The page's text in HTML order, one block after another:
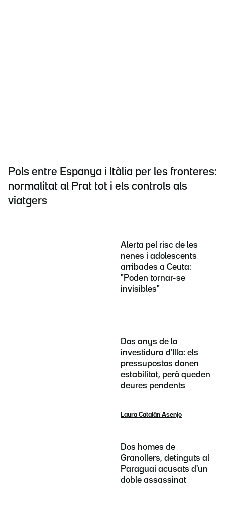
Pols entre Espanya i Itàlia per les fronteres:
normalitat al Prat tot i els controls als
viatgers
Alerta pel risc de les
nenes i adolescents
arribades a Ceuta:
"Poden tornar-se
invisibles"
Dos anys de la
investidura d'Illa: els
pressupostos donen
estabilitat, però queden
deures pendents
Laura Catalán Asenjo
Dos homes de
Granollers, detinguts al
Paraguai acusats d'un
doble assassinat